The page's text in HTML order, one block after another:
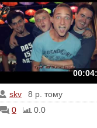
skv
8 р. тому
0
0.0